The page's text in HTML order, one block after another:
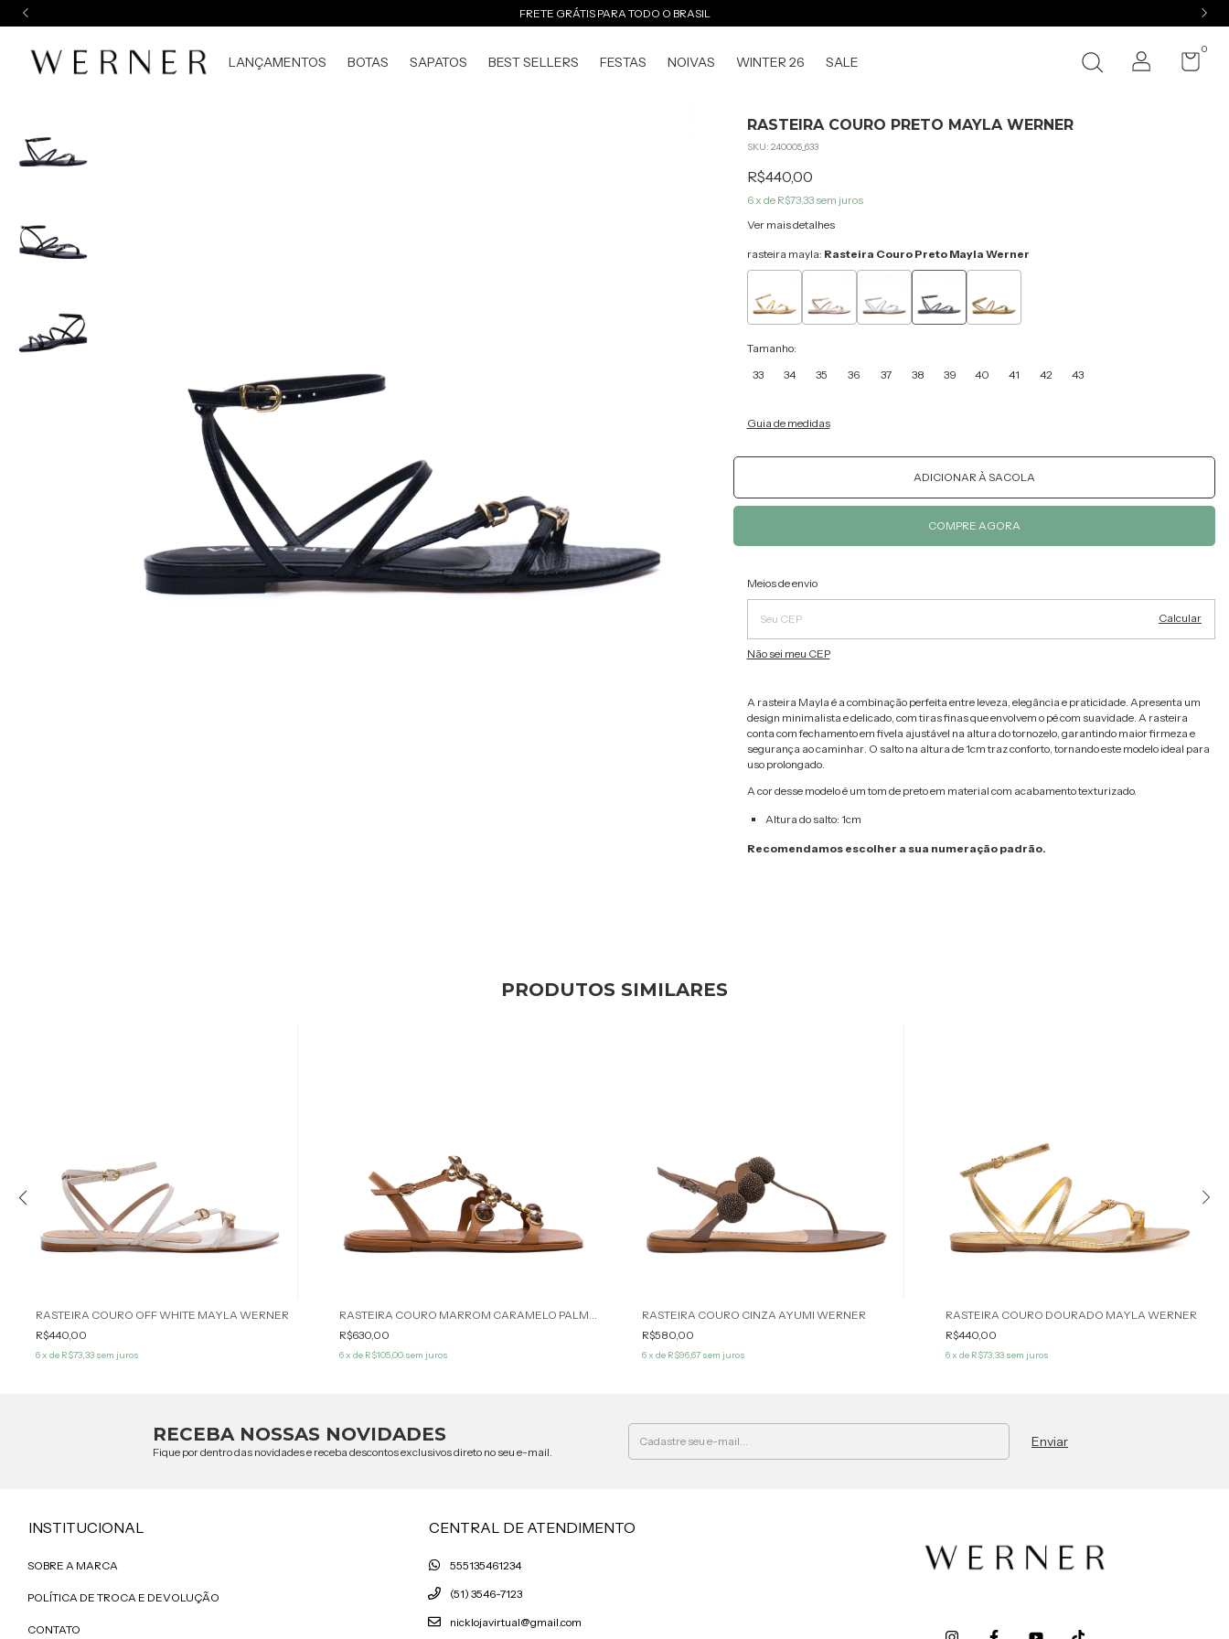
FRETE GRÁTIS PARA TODO O BRASIL
LANÇAMENTOS BOTAS SAPATOS BEST SELLERS FESTAS NOIVAS WINTER 26 SALE
0
RASTEIRA COURO PRETO MAYLA WERNER
SKU: 240005_633
R$440,00
6x de R$73,33 sem juros
Ver mais detalhes
rasteira mayla: Rasteira Couro Preto Mayla Werner
Tamanho:
33
34 35 36 37 38 39 40 41 42 43
Guia de medidas
Entregas para o CEP:
Meios de envio
Calcular
Não sei meu CEP
A rasteira Mayla é a combinação perfeita entre leveza, elegância e praticidade. Apresenta um
design minimalista e delicado, com tiras finas que envolvem o pé com suavidade. A rasteira
conta com fechamento em fivela ajustável na altura do tornozelo, garantindo maior firmeza e
segurança ao caminhar. O salto na altura de 1cm traz conforto, tornando este modelo ideal para
uso prolongado.
A cor desse modelo é um tom de preto em material com acabamento texturizado.
Altura do salto: 1cm
Recomendamos escolher a sua numeração padrão.
PRODUTOS SIMILARES
RASTEIRA COURO OFF WHITE MAYLA WERNER
R$440,00
6 x de R$73,33 sem juros
R$630,00
6 x de R$105,00 sem juros
RASTEIRA COURO CINZA AYUMI WERNER
R$580,00
6 x de R$96,67 sem juros
RASTEIRA COURO DOURADO MAYLA WERNER
R$440,00
6 x de R$73,33 sem juros
RECEBA NOSSAS NOVIDADES
Fique por dentro das novidades e receba descontos exclusivos direto no seu e-mail.
INSTITUCIONAL
SOBRE A MARCA
POLÍTICA DE TROCA E DEVOLUÇÃO
CONTATO
CENTRAL DE ATENDIMENTO
555135461234
(51) 3546-7123
nicklojavirtual@gmail.com